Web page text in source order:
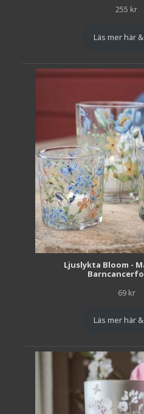
255 kr
Läs mer här
Ljuslykta Bloom -
69 kr
Läs mer här